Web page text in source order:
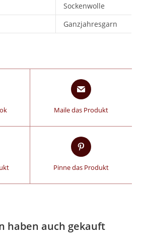
Sockenwolle
Ganzjahresgarn
Maile das Produkt
Pinne das Produkt
haben auch gekauft